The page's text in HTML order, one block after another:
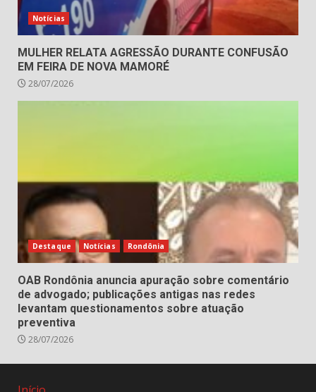
Notícias
MULHER RELATA AGRESSÃO DURANTE CONFUSÃO
EM FEIRA DE NOVA MAMORÉ
28/07/2026
Destaque Notícias Rondônia
OAB Rondônia anuncia apuração sobre comentário
de advogado; publicações antigas nas redes
levantam questionamentos sobre atuação
preventiva
28/07/2026